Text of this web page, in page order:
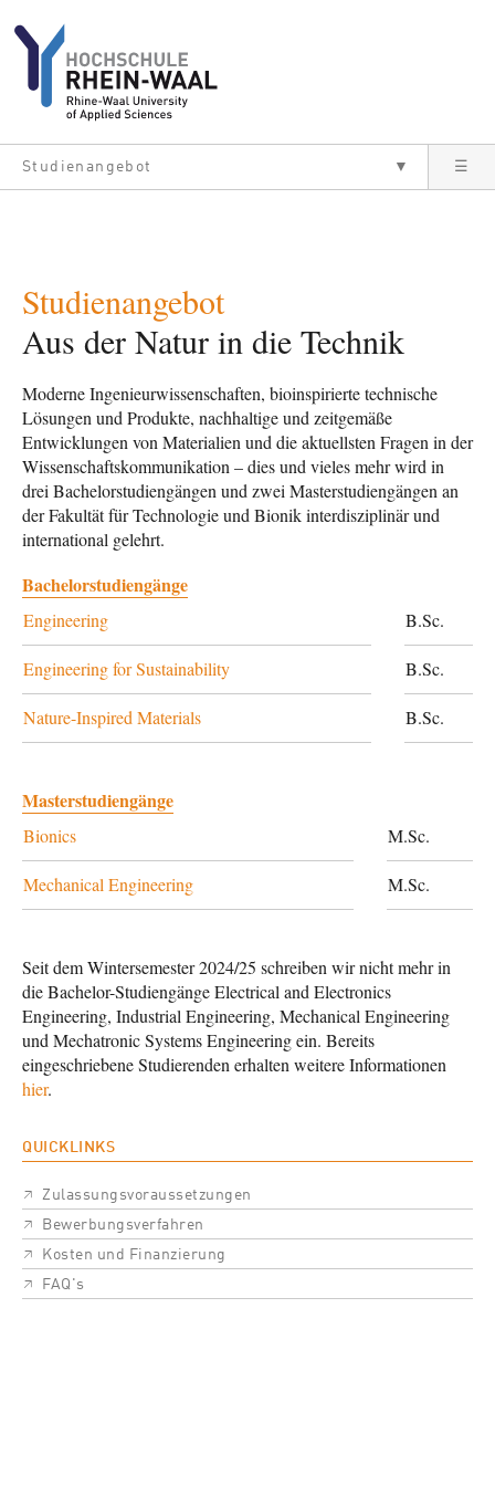
Studienangebot ▼ ☰
Studienangebot
Aus der Natur in die Technik
Moderne Ingenieurwissenschaften, bioinspirierte technische
Lösungen und Produkte, nachhaltige und zeitgemäße
Entwicklungen von Materialien und die aktuellsten Fragen in der
Wissenschaftskommunikation – dies und vieles mehr wird in
drei Bachelorstudiengängen und zwei Masterstudiengängen an
der Fakultät für Technologie und Bionik interdisziplinär und
international gelehrt.
Bachelorstudiengänge
Engineering B.Sc.
Engineering for Sustainability B.Sc.
Nature-Inspired Materials B.Sc.
Masterstudiengänge
Bionics M.Sc.
Mechanical Engineering M.Sc.
Seit dem Wintersemester 2024/25 schreiben wir nicht mehr in
die Bachelor-Studiengänge Electrical and Electronics
Engineering, Industrial Engineering, Mechanical Engineering
und Mechatronic Systems Engineering ein. Bereits
eingeschriebene Studierenden erhalten weitere Informationen
hier.
QUICKLINKS
Zulassungsvoraussetzungen
Bewerbungsverfahren
Kosten und Finanzierung
FAQ's